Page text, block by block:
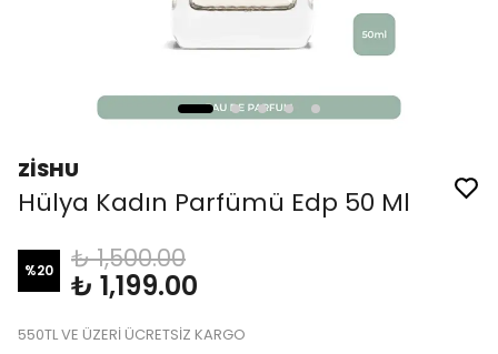
ZİSHU
Hülya Kadın Parfümü Edp 50 Ml
%20 ₺ 1,500.00
₺ 1,199.00
550TL VE ÜZERİ ÜCRETSİZ KARGO